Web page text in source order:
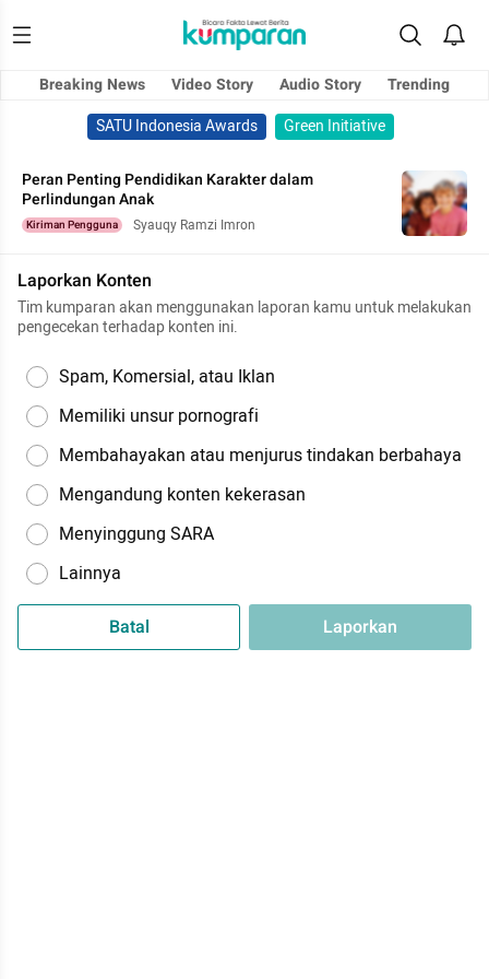
Breaking News Video Story Audio Story
Trending
SATU Indonesia Awards
Green Initiative
Peran Penting Pendidikan Karakter dalam
Perlindungan Anak
Kiriman Pengguna Syauqy Ramzi Imron
Laporkan Konten
Tim kumparan akan menggunakan laporan kamu untuk melakukan
pengecekan terhadap konten ini.
Spam, Komersial, atau Iklan
Memiliki unsur pornografi
Membahayakan atau menjurus tindakan berbahaya
Mengandung konten kekerasan
Menyinggung SARA
Lainnya
Batal Laporkan